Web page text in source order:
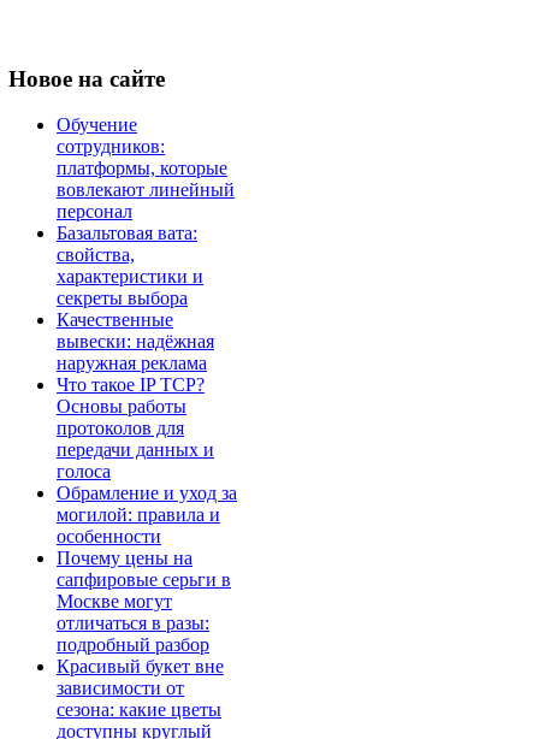
Новое на сайте
Обучение
сотрудников:
платформы, которые
вовлекают линейный
персонал
Базальтовая вата:
свойства,
характеристики и
секреты выбора
Качественные
вывески: надёжная
наружная реклама
Что такое IP TCP?
Основы работы
протоколов для
передачи данных и
голоса
Обрамление и уход за
могилой: правила и
особенности
Почему цены на
сапфировые серьги в
Москве могут
отличаться в разы:
подробный разбор
Красивый букет вне
зависимости от
сезона: какие цветы
доступны круглый